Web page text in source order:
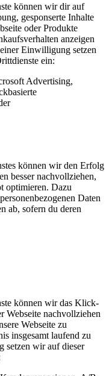
können wir dir auf
gesponserte Inhalte
oder Produkte
anzeigen
Einwilligung setzen
ein:
Advertising,
können wir den Erfolg
besser nachvollziehen,
optimieren. Dazu
Daten
ab, sofern du deren
können wir das Klick-
Webseite nachvollziehen
Webseite zu
insgesamt laufend zu
setzen wir auf dieser